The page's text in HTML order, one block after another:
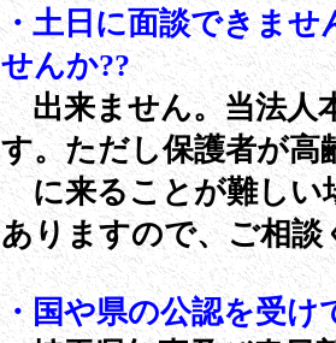
・土日に面談できま
せんか??
出来ません。当法人
す。ただし保護者が高
に来ることが難しい
ありますので、ご相談
・国や県の公認を受け